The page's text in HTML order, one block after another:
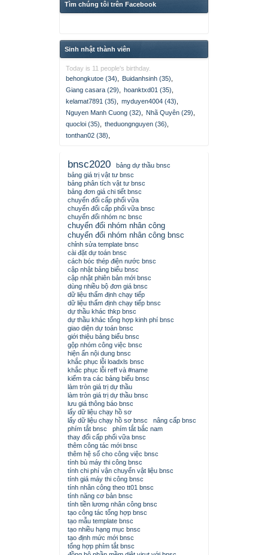
Tìm chúng tôi trên Facebook
Sinh nhật thành viên
Today is 11 people's birthday.
behongkutoe (34)
Buidanhsinh (35)
Giang casara (29)
hoanktxd01 (35)
kelamat7891 (35)
myduyen4004 (43)
Nguyen Manh Cuong (32)
Nhã Quyên (29)
quocloi (35)
theduongnguyen (36)
tonthan02 (38)
bnsc2020
bảng dự thầu bnsc
bảng giá trị vật tư bnsc
bảng phân tích vật tư bnsc
bảng đơn giá chi tiết bnsc
chuyển đổi cấp phối vữa
chuyển đổi cấp phối vữa bnsc
chuyển đổi nhóm nc bnsc
chuyển đổi nhóm nhân công
chuyển đổi nhóm nhân công bnsc
chỉnh sửa template bnsc
cài đặt dự toán bnsc
cách bóc thép điện nước bnsc
cập nhật bảng biểu bnsc
cập nhật phiên bản mới bnsc
dùng nhiều bộ đơn giá bnsc
dữ liệu thẩm định chạy tiếp
dữ liệu thẩm định chạy tiếp bnsc
dự thầu khác thkp bnsc
dự thầu khác tổng hợp kinh phí bnsc
giao diện dự toán bnsc
giới thiệu bảng biểu bnsc
gộp nhóm công việc bnsc
hiện ẩn nội dung bnsc
khắc phục lỗi loadxls bnsc
khắc phục lỗi reff và #name
kiểm tra các bảng biểu bnsc
làm tròn giá trị dự thầu
làm tròn giá trị dự thầu bnsc
lưu giá thông báo bnsc
lấy dữ liệu chạy hồ sơ
lấy dữ liệu chạy hồ sơ bnsc
nâng cấp bnsc
phím tắt bnsc
phím tắt bắc nam
thay đổi cấp phối vữa bnsc
thêm công tác mới bnsc
thêm hệ số cho công việc bnsc
tính bù máy thi công bnsc
tính chi phí vận chuyển vật liệu bnsc
tính giá máy thi công bnsc
tính nhân công theo tt01 bnsc
tính năng cơ bản bnsc
tính tiền lương nhân công bnsc
tạo công tác tổng hợp bnsc
tạo mẫu template bnsc
tạo nhiều hạng mục bnsc
tạo định mức mới bnsc
tổng hợp phím tắt bnsc